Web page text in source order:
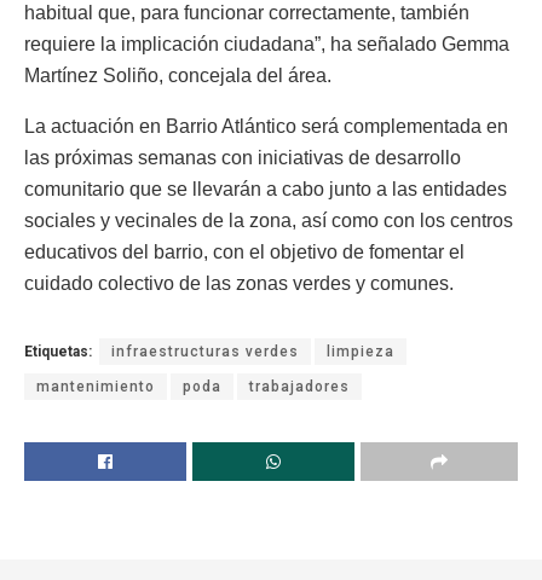
habitual que, para funcionar correctamente, también
requiere la implicación ciudadana”, ha señalado Gemma
Martínez Soliño, concejala del área.
La actuación en Barrio Atlántico será complementada en
las próximas semanas con iniciativas de desarrollo
comunitario que se llevarán a cabo junto a las entidades
sociales y vecinales de la zona, así como con los centros
educativos del barrio, con el objetivo de fomentar el
cuidado colectivo de las zonas verdes y comunes.
Etiquetas: infraestructuras verdes limpieza
mantenimiento poda trabajadores